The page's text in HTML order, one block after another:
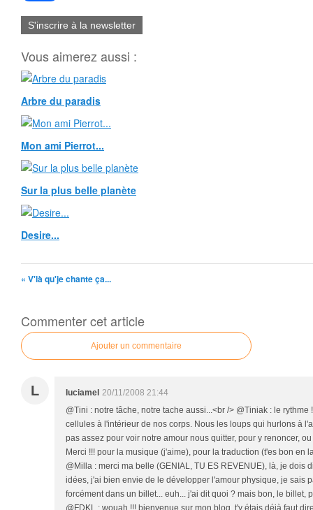
S'inscrire à la newsletter
Vous aimerez aussi :
Arbre du paradis
Mon ami Pierrot...
Sur la plus belle planète
Desire...
« V'là qu'je chante ça...
Commenter cet article
Ajouter un commentaire
L luciamel 20/11/2008 21:44
@Tini : notre tâche, notre tache aussi...<br /> @Tiniak : le rythme
cellules à l'intérieur de nos corps. Nous les loups qui hurlons à
pas assez pour voir notre amour nous quitter, pour y renoncer,
Merci !!! pour la musique (j'aime), pour la traduction (t'es bon en
@Milla : merci ma belle (GENIAL, TU ES REVENUE), là, je dois
idées, j'ai bien envie de le développer l'amour physique, je sais
forcément dans un billet... euh... j'ai dit quoi ? mais bon, le billet,
@FDKL : wouah !!! bienvenue sur mon blog, t'y étais déjà faut